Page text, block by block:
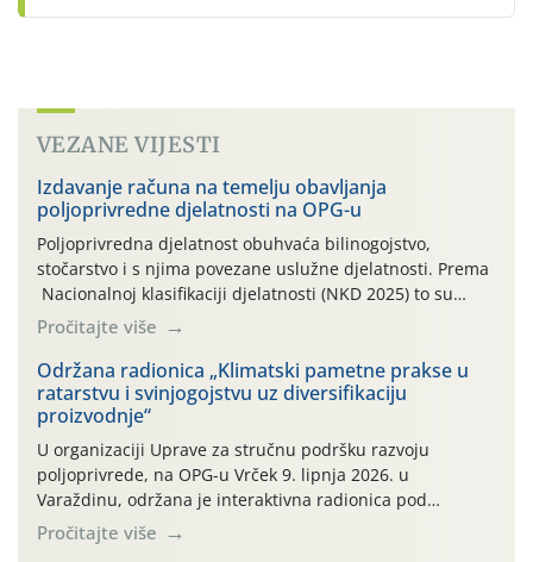
VEZANE VIJESTI
Izdavanje računa na temelju obavljanja
poljoprivredne djelatnosti na OPG-u
Poljoprivredna djelatnost obuhvaća bilinogojstvo,
stočarstvo i s njima povezane uslužne djelatnosti. Prema
Nacionalnoj klasifikaciji djelatnosti (NKD 2025) to su
skupne 01.1, 01.2, 01.3, 01.4, 01.5 i 01.6. Djelatnost
prerade poljoprivrednih proizvoda je svako djelovanje na
poljoprivredni proizvod čiji je rezultat proizvod koji
također može biti poljoprivredni proizvod poput npr.
maslinovog ulja, bučinog ulja, vino od […]
Pročitajte više
Održana radionica „Klimatski pametne prakse u
ratarstvu i svinjogojstvu uz diversifikaciju
proizvodnje“
U organizaciji Uprave za stručnu podršku razvoju
poljoprivrede, na OPG-u Vrček 9. lipnja 2026. u
Varaždinu, održana je interaktivna radionica pod
nazivom “Klimatski pametne prakse u ratarstvu i
svinjogojstvu uz diversifikaciju proizvodnje”. Radionica je
Pročitajte više